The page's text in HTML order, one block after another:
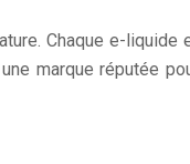
Chaque e-
marque réputée